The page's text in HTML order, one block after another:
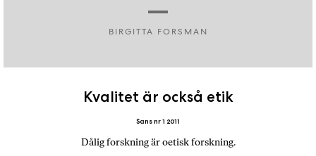
BIRGITTA FORSMAN
Kvalitet är också etik
Sans nr 1 2011
Dålig forskning är oetisk forskning.